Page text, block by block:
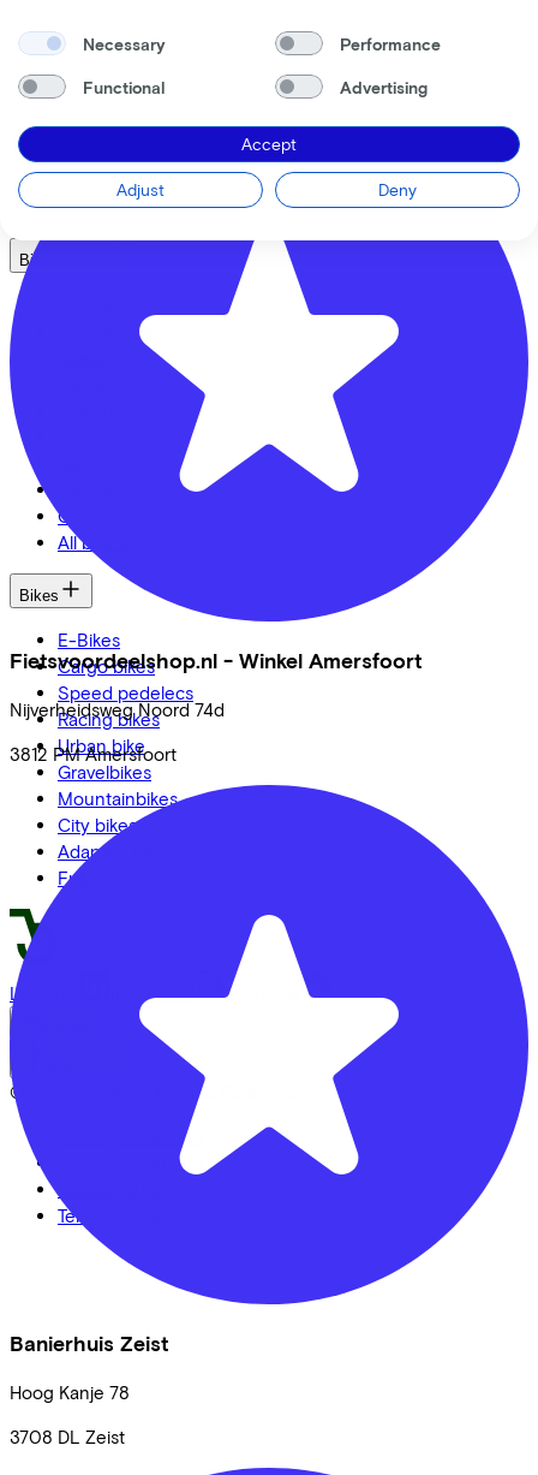
Leusderweg
3817KC
Fietsvoordeelshop.nl - Winkel Amersfoort
Nijverheidsweg Noord 74d
3812 PM Amersfoort
Banierhuis Zeist
Hoog Kanje 78
3708 DL Zeist
Employees
Bike shops
Lease a bike? Calculate your costs
Login
Bike brands
Cannondale
Cube
All brands
Bikes
E-Bikes
Cargo bikes
Speed pedelecs
Racing bikes
Urban bike
Gravelbikes
Mountainbikes
City bikes
Adapted bikes
Full offer
LinkedIn Instagram Facebook
© Lease a Bike. All Rights Reserved.
Privacy statement
Cookie statement
Terms of use
Necessary Performance
Functional Advertising
Accept
Adjust Deny